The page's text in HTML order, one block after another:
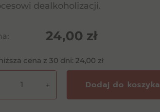
dealkoholizacji.
24,00 zł
cena z 30 dni: 24,00 zł
+ Dodaj do koszyka